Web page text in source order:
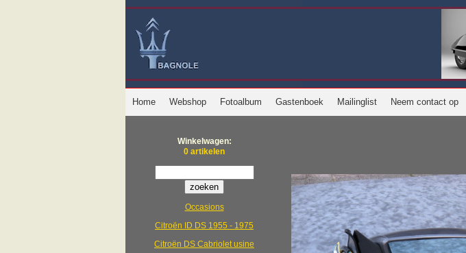
Home Webshop Fotoalbum Gastenboek Mailinglist Neem contact op
Winkelwagen:
0 artikelen
Occasions
Citroën ID DS 1955 - 1975
Citroën DS Cabriolet usine